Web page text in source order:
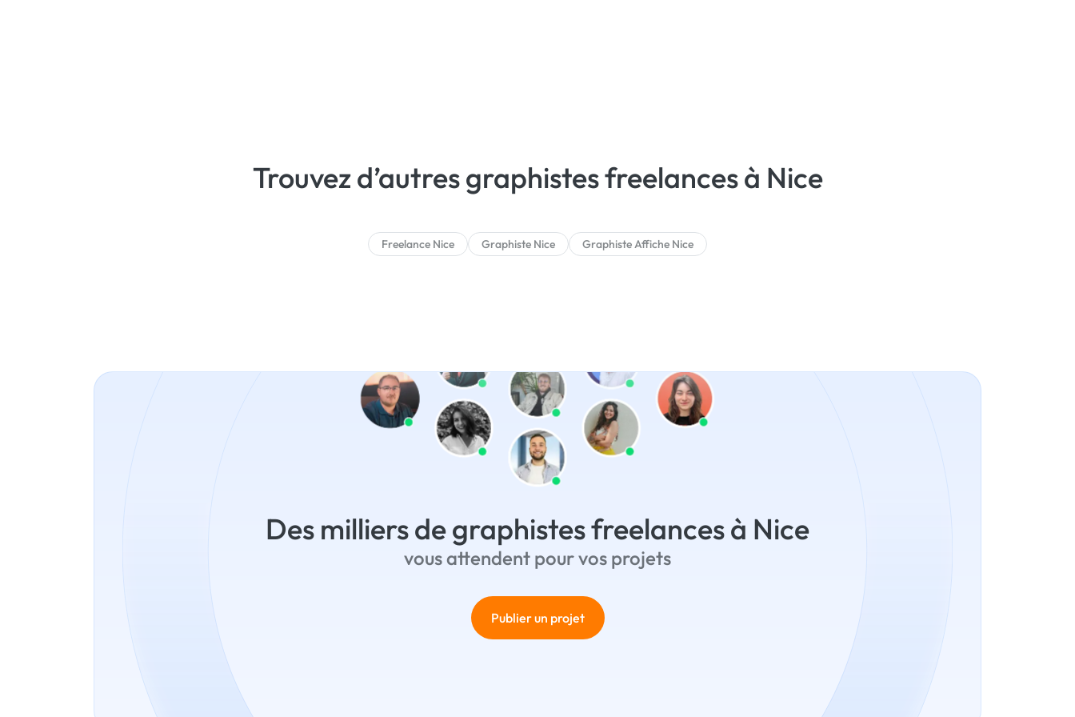
Trouvez d’autres graphistes freelances à Nice
Freelance Nice Graphiste Nice Graphiste Affiche Nice
Des milliers de graphistes freelances à Nice
vous attendent pour vos projets
Publier un projet